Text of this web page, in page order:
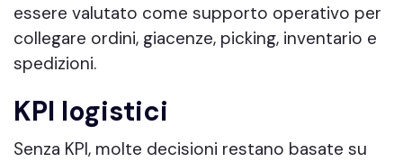
essere valutato come supporto operativo per
collegare ordini, giacenze, picking, inventario e
spedizioni.
KPI logistici
Senza KPI, molte decisioni restano basate su